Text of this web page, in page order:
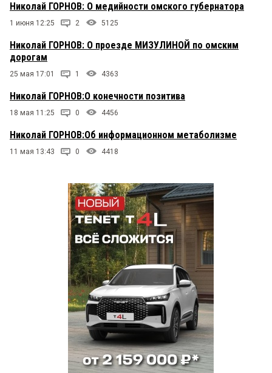
Николай ГОРНОВ: О медийности омского губернатора
1 июня 12:25 2 5125
Николай ГОРНОВ: О проезде МИЗУЛИНОЙ по омским
дорогам
25 мая 17:01 1 4363
Николай ГОРНОВ:О конечности позитива
18 мая 11:25 0 4456
Николай ГОРНОВ:Об информационном метаболизме
11 мая 13:43 0 4418